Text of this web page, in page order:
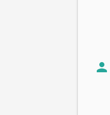
person